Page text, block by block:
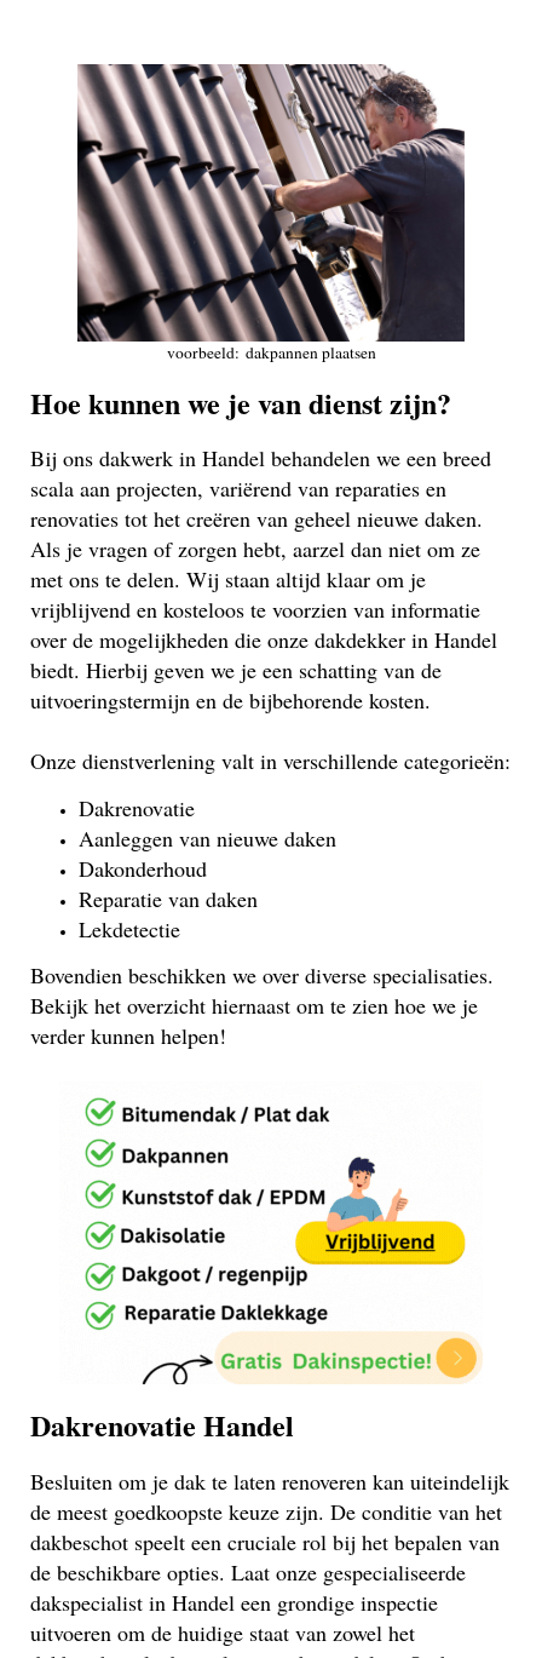
voorbeeld: dakpannen plaatsen
Hoe kunnen we je van dienst zijn?
Bij ons dakwerk in Handel behandelen we een breed
scala aan projecten, variërend van reparaties en
renovaties tot het creëren van geheel nieuwe daken.
Als je vragen of zorgen hebt, aarzel dan niet om ze
met ons te delen. Wij staan altijd klaar om je
vrijblijvend en kosteloos te voorzien van informatie
over de mogelijkheden die onze dakdekker in Handel
biedt. Hierbij geven we je een schatting van de
uitvoeringstermijn en de bijbehorende kosten.
Onze dienstverlening valt in verschillende categorieën:
Dakrenovatie
Aanleggen van nieuwe daken
Dakonderhoud
Reparatie van daken
Lekdetectie
Bovendien beschikken we over diverse specialisaties.
Bekijk het overzicht hiernaast om te zien hoe we je
verder kunnen helpen!
Dakrenovatie Handel
Besluiten om je dak te laten renoveren kan uiteindelijk
de meest goedkoopste keuze zijn. De conditie van het
dakbeschot speelt een cruciale rol bij het bepalen van
de beschikbare opties. Laat onze gespecialiseerde
dakspecialist in Handel een grondige inspectie
uitvoeren om de huidige staat van zowel het